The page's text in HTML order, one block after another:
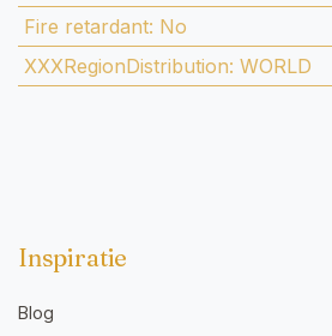
Fire retardant: No
XXXRegionDistribution: WORLD
Inspiratie
Blog